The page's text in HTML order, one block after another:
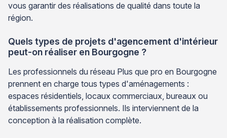
vous garantir des réalisations de qualité dans toute la
région.
Quels types de projets d'agencement d'intérieur
peut-on réaliser en Bourgogne ?
Les professionnels du réseau Plus que pro en Bourgogne
prennent en charge tous types d'aménagements :
espaces résidentiels, locaux commerciaux, bureaux ou
établissements professionnels. Ils interviennent de la
conception à la réalisation complète.